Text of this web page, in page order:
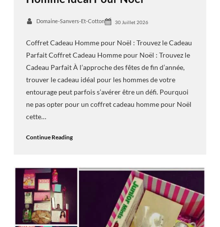
Domaine-Sanvers-Et-Cotton 30 Juillet 2026
Coffret Cadeau Homme pour Noël : Trouvez le Cadeau
Parfait Coffret Cadeau Homme pour Noël : Trouvez le
Cadeau Parfait À l’approche des fêtes de fin d’année,
trouver le cadeau idéal pour les hommes de votre
entourage peut parfois s’avérer être un défi. Pourquoi
ne pas opter pour un coffret cadeau homme pour Noël
cette…
Continue Reading